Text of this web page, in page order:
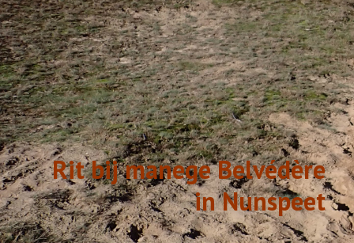
LINKS
Rit bij manege Belvédère
in Nunspeet